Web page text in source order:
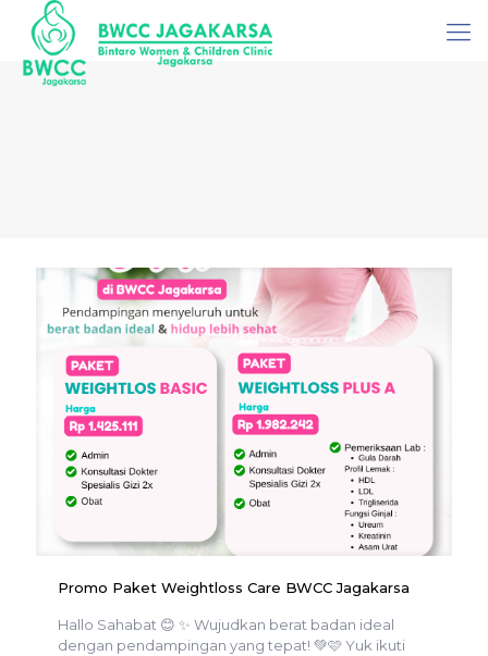
Promo Paket Weightloss Care BWCC Jagakarsa
Hallo Sahabat 😊 ✨ Wujudkan berat badan ideal
dengan pendampingan yang tepat! 💚🩷 Yuk ikuti